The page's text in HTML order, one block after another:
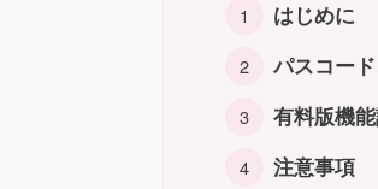
はじめに
パスコー
有料版機能
注意事項